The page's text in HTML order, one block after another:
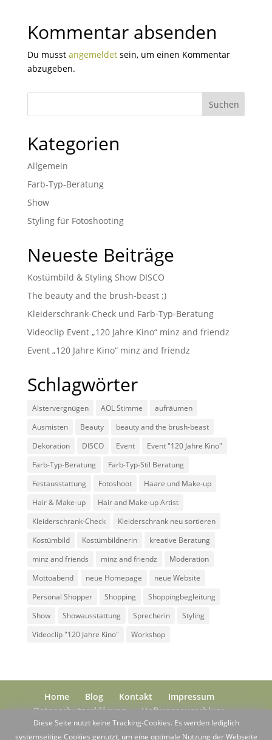
Kommentar absenden
Du musst angemeldetsein, um einen Kommentar
abzugeben.
Kategorien
Allgemein
Farb-Typ-Beratung
Show
Styling für Fotoshooting
Neueste Beiträge
Kostümbild & Styling Show DISCO
The beauty and the brush-beast ;)
Kleiderschrank-Check und Farb-Typ-Beratung
Videoclip Event „120 Jahre Kino“ minz and friendz
Event „120 Jahre Kino“ minz and friendz
Schlagwörter
Alstervergnügen AOL Stimme
aufräumen
Ausmisten
Beauty
beauty and the brush-beast
Dekoration
DISCO Event
Event "120 Jahre Kino"
Farb-Typ-Beratung
Farb-Typ-Stil Beratung
Festausstattung
Fotoshoot
Haare und Make-up
Hair & Make-up
Hair and Make-up Artist
Kleiderschrank-Check
Kleiderschrank neu sortieren
Kostümbild
Kostümbildnerin
kreative Beratung
minz and friends
minz and friendz
Moderation
Mottoabend
neue Homepage
neue Website
Personal Shopper
Shopping
Shoppingbegleitung
Show
Showausstattung Sprecherin
Styling
Videoclip "120 Jahre Kino"
Workshop
Home Blog Kontakt
Impressum
Datenschutzerklärung
Haftungsausschluss
Diese Seite nutzt keine Tracking-Cookies. Es werden lediglich
systemseitige Cookies genutzt, um eine optimale Nutzung der Webseite